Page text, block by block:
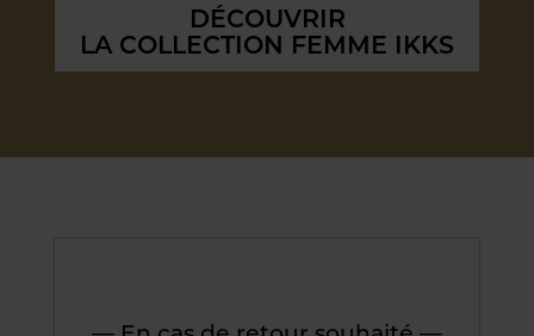
DÉCOUVRIR
LA COLLECTION FEMME IKKS